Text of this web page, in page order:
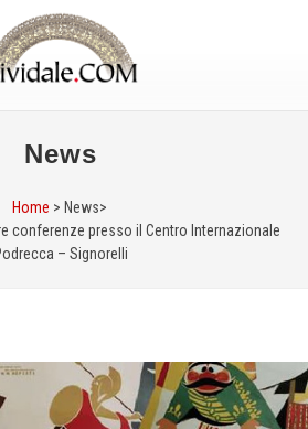
News
Home > News>
conferenze presso il Centro Internazionale
– Signorelli